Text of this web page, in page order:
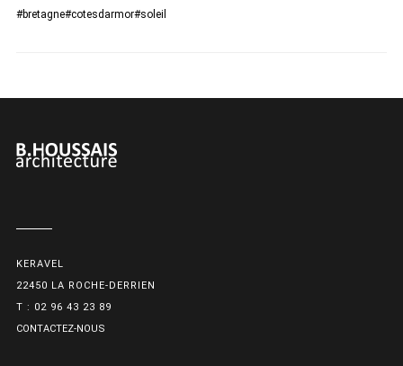
#bretagne#cotesdarmor#soleil
KERAVEL
22450 LA ROCHE-DERRIEN
T : 02 96 43 23 89
CONTACTEZ-NOUS